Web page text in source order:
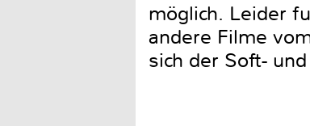
möglich. Leider
andere Filme
sich der Soft-